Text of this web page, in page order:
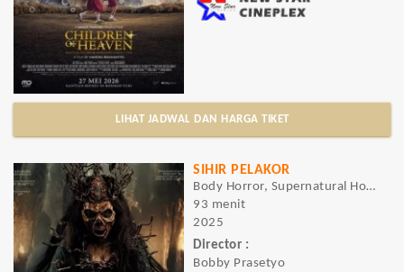
LIHAT JADWAL DAN HARGA TIKET
SIHIR PELAKOR
Body Horror, Supernatural Horror, Horror, Thriller
93 menit
2025
Director :
Bobby Prasetyo